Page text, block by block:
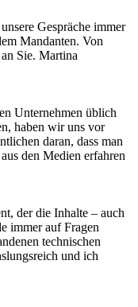
Gespräche immer
Mandanten. Von
Sie. Martina
Unternehmen üblich
haben wir uns vor
daran, dass man
den Medien erfahren
der die Inhalte – auch
immer auf Fragen
technischen
und ich